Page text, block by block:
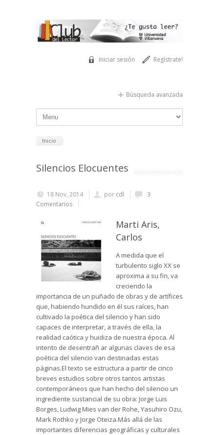
Regístrate!
Iniciar sesión
Búsqueda avanzada
Inicio
Silencios Elocuentes
18 Nov, 2014 por cdl
3
Comentarios
Marti Aris,
Carlos
A medida que el
turbulento siglo XX se
aproxima a su fin, va
creciendo la
importancia de un puñado de obras y de artífices
que, habiendo hundido en él sus raíces, han
cultivado la poética del silencio y han sido
capaces de interpretar, a través de ella, la
realidad caótica y huidiza de nuestra época. Al
intento de desentrañ ar algunas claves de esa
poética del silencio van destinadas estas
páginas.El texto se estructura a partir de cinco
breves estudios sobre otros tantos artistas
contemporáneos que han hecho del silencio un
ingrediente sustancial de su obra: Jorge Luis
Borges, Ludwig Mies van der Rohe, Yasuhiro Ozu,
Mark Rothko y Jorge Oteiza.Más allá de las
importantes diferencias geográficas y culturales